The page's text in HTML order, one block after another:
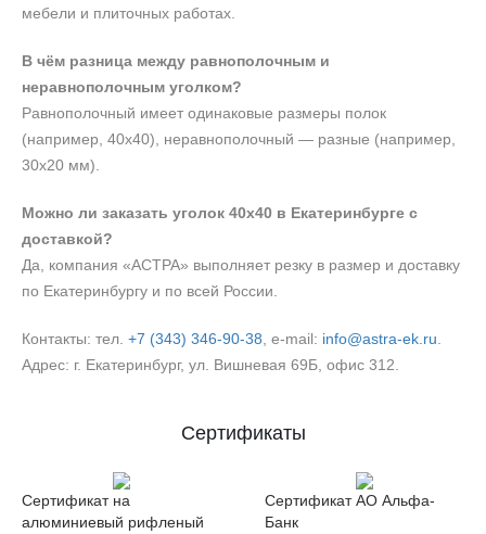
мебели и плиточных работах.
В чём разница между равнополочным и
неравнополочным уголком?
Равнополочный имеет одинаковые размеры полок
(например, 40х40), неравнополочный — разные (например,
30х20 мм).
Можно ли заказать уголок 40х40 в Екатеринбурге с
доставкой?
Да, компания «АСТРА» выполняет резку в размер и доставку
по Екатеринбургу и по всей России.
Контакты: тел. +7 (343) 346‑90‑38 , e‑mail: info@astra-ek.ru
Адрес: г. Екатеринбург, ул. Вишневая 69Б, офис 312.
Сертификаты
Сертификат на
алюминиевый рифленый
Сертификат АО Альфа-
Банк